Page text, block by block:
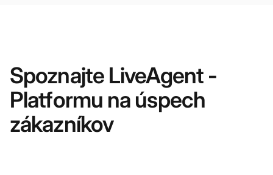
Spoznajte LiveAgent -
Platformu na úspech
zákazníkov